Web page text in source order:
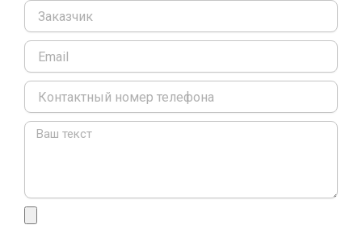
Name
Email
Message